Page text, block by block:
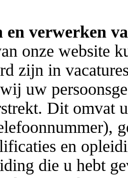
en verwerken
onze website
zijn in
uw
Dit omvat
en
die u hebt